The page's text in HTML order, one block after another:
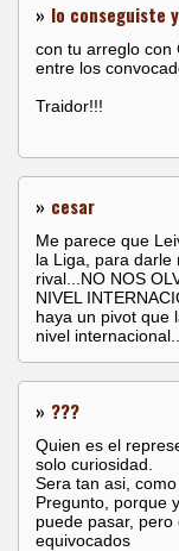
» lo conseguiste
con tu arreglo con
entre los
Traidor!!!
» cesar
Me parece que
la Liga, para darle
rival...NO NOS
NIVEL
haya un pivot que
nivel
» ???
Quien es el
solo curiosidad.
Sera tan asi,
Pregunto, porque
puede pasar,
equivocados